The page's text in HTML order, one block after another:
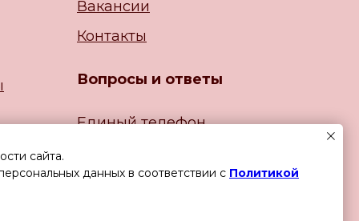
Вакансии
Контакты
Вопросы и ответы
Единый телефон
сайта.
данных в соответствии с Политикой